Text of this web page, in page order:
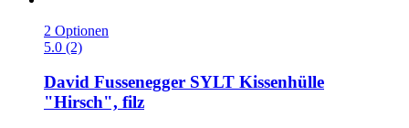
2 Optionen
5.0 (2)
David Fussenegger SYLT Kissenhülle
"Hirsch", filz